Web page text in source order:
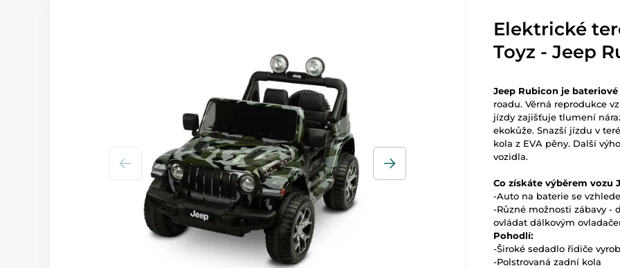
Elektrické
Toyz - Jeep
Jeep Rubicon je
roadu. Věrná reprodukce
jízdy zajišťuje tlumení
ekokůže. Snazší jízdu v
kola z EVA pěny. Další
vozidla.
Co získáte výběrem vozu
-Auto na baterie se
-Různé možnosti zábavy -
ovládat dálkovým
Pohodlí:
-Široké sedadlo řidiče
-Polstrovaná zadní kola